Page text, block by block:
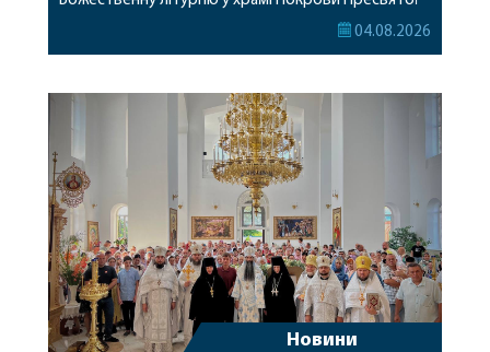
Богородиці села Терешки Барського благочиння.
рівноапостольної Марії Магдалини з часткою її
святих мощей, передана зі Святої Гори Афон.
Також для поклоніння вірянам […]
04.08.2026
Новини